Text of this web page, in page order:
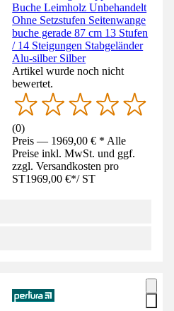
Buche Leimholz Unbehandelt
Ohne Setzstufen Seitenwange
buche gerade 87 cm 13 Stufen
/ 14 Steigungen Stabgeländer
Alu-silber Silber
Artikel wurde noch nicht
bewertet.
(0)
Preis — 1969,00 € * Alle
Preise inkl. MwSt. und ggf.
zzgl. Versandkosten pro
ST1969,00 €*/ ST